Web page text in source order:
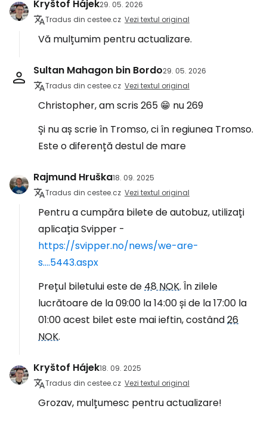
Kryštof Hájek29. 05. 2026
Tradus din cestee.cz Vezi textul original
Vă mulțumim pentru actualizare.
Sultan Mahagon bin Bordo29. 05. 2026
Tradus din cestee.cz Vezi textul original
Christopher, am scris 265 😁 nu 269
Și nu aș scrie în Tromso, ci în regiunea Tromso.
Este o diferență destul de mare
Rajmund Hruška18. 09. 2025
Tradus din cestee.cz Vezi textul original
Pentru a cumpăra bilete de autobuz, utilizați
aplicația Svipper -
https://svipper.no/news/we-are-
s....5443.aspx
Prețul biletului este de48 NOK. În zilele
lucrătoare de la 09:00 la 14:00 și de la 17:00 la
01:00 acest bilet este mai ieftin, costând26
NOK.
Kryštof Hájek18. 09. 2025
Tradus din cestee.cz Vezi textul original
Grozav, mulțumesc pentru actualizare!